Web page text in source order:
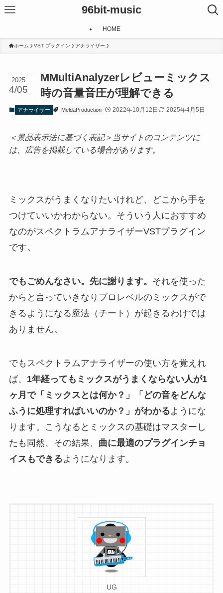
96bit-music
HOME
ホーム VST プラグイン アナライザー
MMultiAnalyzerレビューミックス
時の音量音圧が理解できる
2025
4/05
アナライザー MeldaProduction 2022年10月12日 2025年4月5日
＜景品表示法に基づく表記＞当サイトのコンテンツに
は、広告を掲載している場合があります。
ミックスがうまくなりたいけれど、どこから手を
つけていいかわからない。そういう人におすすめ
なのがスペクトラムアナライザーVSTプラグイン
です。
でもごめんなさい。先に謝ります。 それを使った
からと言っていきなりプロレベルのミックスがで
きるようになる魔法（チート）が起きるわけでは
ありません。
でもスペクトラムアナライザーの使い方を覚えれ
ば、 1年経ってもミックスがうまくならない人が1
ヶ月で「ミックスとは何か？」「どの音をどんな
ふうに処理すればいいのか？」がわかるようにな
ります。こうなるとミックスの基礎はマスターし
たも同然、その結果、 曲に最適のプラグインチョ
イスもできるようになります。
UG